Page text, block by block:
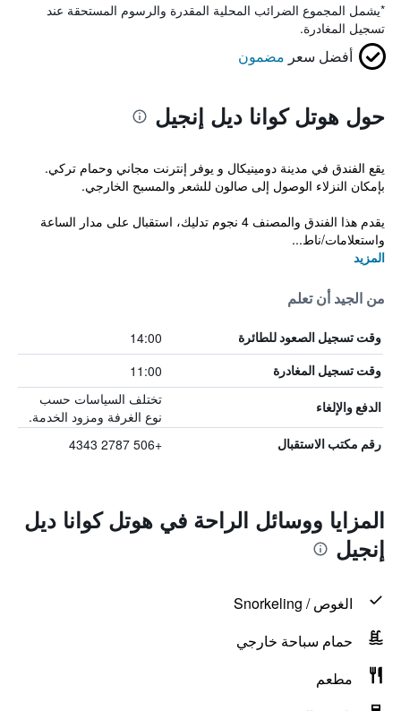
*يشمل المجموع الضرائب المحلية المقدرة والرسوم المستحقة عند
تسجيل المغادرة.
أفضل سعر مضمون
حول هوتل كوانا ديل إنجيل
يقع الفندق في مدينة دومينيكال و يوفر إنترنت مجاني وحمام تركي.
بإمكان النزلاء الوصول إلى صالون للشعر والمسبح الخارجي.
يقدم هذا الفندق والمصنف 4 نجوم تدليك، استقبال على مدار الساعة
واستعلامات/ناط...
المزيد
من الجيد أن تعلم
وقت تسجيل الصعود للطائرة 14:00
وقت تسجيل المغادرة 11:00
الدفع والإلغاء
تختلف السياسات حسب
نوع الغرفة ومزود الخدمة.
رقم مكتب الاستقبال +506 2787 4343
المزايا ووسائل الراحة في هوتل كوانا ديل
إنجيل
الغوص / Snorkeling
حمام سباحة خارجي
مطعم